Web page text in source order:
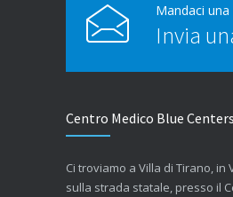
Mandaci una
Invia
Centro Medico Blue Centers
Ci troviamo a Villa di Tirano, in
sulla strada statale, presso il